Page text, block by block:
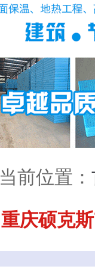
当前位置：
重庆硕克